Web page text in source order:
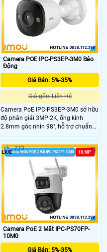
Camera POE IPC-PS3EP-3M0 Báo
Động
Giá Bán: 5%-35%
Giá gốc: Liên Hệ
Camera PoE IPC-PS3EP-3M0 sở hữu
độ phân giải 3MP 2K, ống kính
2.8mm góc nhìn 98°, hỗ trợ chuẩn
nén H.265 và tầm nhìn ban đêm
30m với LED + hồng ngoại. Tích hợp
mic – loa đàm thoại 2 chiều, hỗ trợ
thẻ nhớ 512GB, kết nối PoE và đạt
chuẩn chống nước IP67.
Camera PoE 2 Mắt IPC-PS70FP-
10M0
Giá Bán: 5%-35%
773